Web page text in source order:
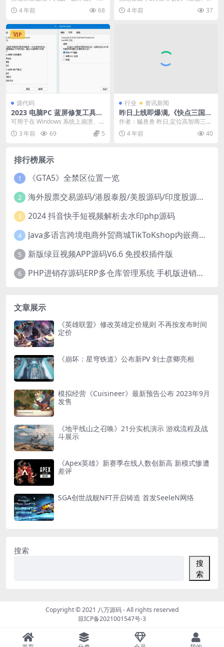
月28日，2022全民娱乐线上赛广州
赛区报名通道...
4 年前 68
列开发商Bungie工作室。既然进入
了索尼旗下，...
4 年前 37
VIP
源代码
2023 电脑PC 蓝屏修复工具软
件v4.21 汉化版
可用于在 Windows 系统上崩溃、挂
起和导致内核内存泄漏。 它可用于
了解如何...
3 年前 69 5
行业 资讯新闻
昨日上线即爆满,《快点三国》
主打高智商受到玩家欢迎
作者：贼兽兽 昨日,定位高智商三国
卡牌游戏的《快点三国》正式上
线。 上线后,官方...
4 年前 40
排行榜展示
1 《GTA5》全禁区位置一览
2 海外股票交易源码/港股泰股/美股源码/印度股源码/马拉西亚股票源码/国际股票配资
3 2024 抖音快手短视频解析去水印php源码
4 Java多语言跨境电商外贸商城TikToKshop内嵌商城I商家入驻I一键铺
5 新版绿豆视频APP源码V6.6 免授权插件版
6 PHP进销存源码ERP多仓库管理系统 手机版进销存 php网络版进销存小程序
文章展示
《英雄联盟》修改英雄定价规则 不再按发布时间
定价
《崩坏：星穹铁道》公布新PV 剑士彦卿亮相
模拟经营《Cuisineer》最新预告公布 2023年9月
发售
《地平线山之召唤》21分实机演示 游戏流程及战
斗展示
《Apex英雄》新赛季在线人数创新高 新模式惨遭
差评
SGA创世战舰NFT开启铸造 首发SeeleN网络
搜索
搜
索
Copyright © 2021 八万源码- All rights reserved
琼ICP备2021001547号-3